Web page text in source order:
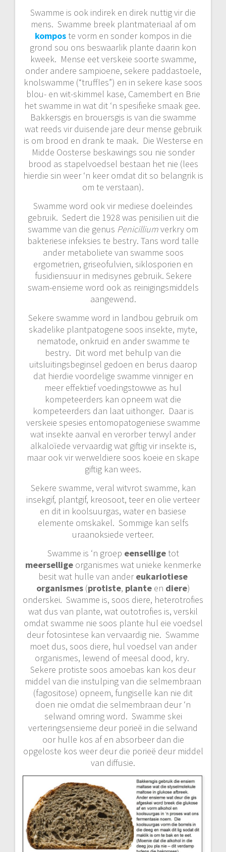
Swamme is ook indirek en direk nuttig vir die
mens. Swamme breek plantmateriaal af om
komposte vorm en sonder kompos in die
grond sou ons beswaarlik plante daarin kon
kweek. Mense eet verskeie soorte swamme,
onder andere sampioene, sekere paddastoele,
knolswamme (“truffles”) en in sekere kase soos
blou- en wit-skimmel kase, Camembert en Brie
het swamme in wat dit ‘n spesifieke smaak gee.
Bakkersgis en brouersgis is van die swamme
wat reeds vir duisende jare deur mense gebruik
is om brood en drank te maak. Die Westerse en
Midde Oosterse beskawings sou nie sonder
brood as stapelvoedsel bestaan het nie (lees
hierdie sin weer ‘n keer omdat dit so belangrik is
om te verstaan).
Swamme word ook vir mediese doeleindes
gebruik. Sedert die 1928 was penisilien uit die
swamme van die genus Penicilliumverkry om
bakteriese infeksies te bestry. Tans word talle
ander metaboliete van swamme soos
ergometrien, griseofulvien, siklosporien en
fusidiensuur in medisynes gebruik. Sekere
swam-ensieme word ook as reinigingsmiddels
aangewend.
Sekere swamme word in landbou gebruik om
skadelike plantpatogene soos insekte, myte,
nematode, onkruid en ander swamme te
bestry. Dit word met behulp van die
uitsluitingsbeginsel gedoen en berus daarop
dat hierdie voordelige swamme vinniger en
meer effektief voedingstowwe as hul
kompeteerders kan opneem wat die
kompeteerders dan laat uithonger. Daar is
verskeie spesies entomopatogeniese swamme
wat insekte aanval en verorber terwyl ander
alkaloïede vervaardig wat giftig vir insekte is,
maar ook vir werweldiere soos koeie en skape
giftig kan wees.
Sekere swamme, veral witvrot swamme, kan
insekgif, plantgif, kreosoot, teer en olie verteer
en dit in koolsuurgas, water en basiese
elemente omskakel. Sommige kan selfs
uraanoksiede verteer.
Swamme is ‘n groep eenselligetot
meerselligeorganismes wat unieke kenmerke
besit wat hulle van andereukariotiese
organismes(protiste, planteen diere)
onderskei. Swamme is, soos diere, heterotrofies
wat dus van plante, wat outotrofies is, verskil
omdat swamme nie soos plante hul eie voedsel
deur fotosintese kan vervaardig nie. Swamme
moet dus, soos diere, hul voedsel van ander
organismes, lewend of meesal dood, kry.
Sekere protiste soos amoebas kan kos deur
middel van die instulping van die selmembraan
(fagositose) opneem, fungiselle kan nie dit
doen nie omdat die selmembraan deur ‘n
selwand omring word. Swamme skei
verteringsensieme deur porieë in die selwand
oor hulle kos af en absorbeer dan die
opgeloste kos weer deur die porieë deur middel
van diffusie.